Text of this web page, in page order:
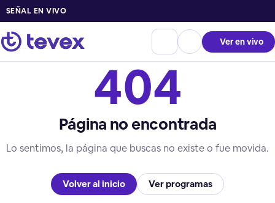
SEÑAL EN VIVO
Ver en vivo
404
Página no encontrada
Lo sentimos, la página que buscas no existe o fue movida.
Volver al inicio Ver programas